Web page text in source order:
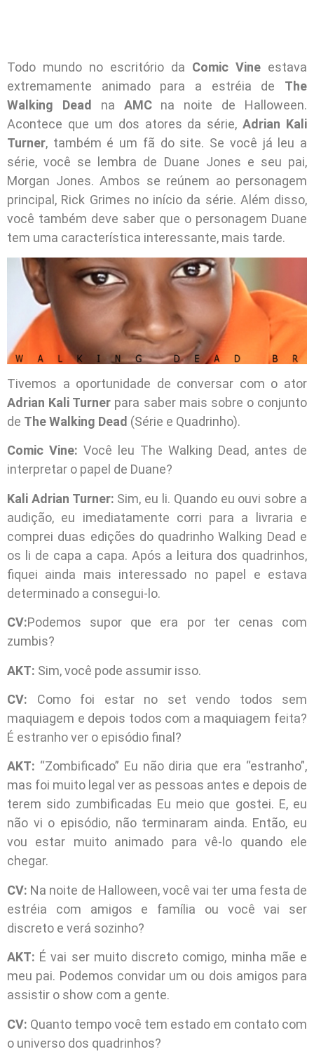
Todo mundo no escritório da Comic Vine estava
extremamente animado para a estréia de The
Walking Dead
na AMCna noite de Halloween.
Acontece que um dos atores da série,Adrian Kali
Turner, também é um fã do site. Se você já leu a
série, você se lembra de Duane Jones e seu pai,
Morgan Jones. Ambos se reúnem ao personagem
principal, Rick Grimes no início da série. Além disso,
você também deve saber que o personagem Duane
tem uma característica interessante, mais tarde.
Tivemos a oportunidade de conversar com o ator
Adrian Kali Turner para saber mais sobre o conjunto
de The Walking Dead (Série e Quadrinho).
Comic Vine: Você leu The Walking Dead, antes de
interpretar o papel de Duane?
Kali Adrian Turner: Sim, eu li. Quando eu ouvi sobre a
audição, eu imediatamente corri para a livraria e
comprei duas edições do quadrinho Walking Dead e
os li de capa a capa. Após a leitura dos quadrinhos,
fiquei ainda mais interessado no papel e estava
determinado a consegui-lo.
CV:Podemos supor que era por ter cenas com
zumbis?
AKT: Sim, você pode assumir isso.
CV: Como foi estar no set vendo todos sem
maquiagem e depois todos com a maquiagem feita?
É estranho ver o episódio final?
AKT: “Zombificado” Eu não diria que era “estranho”,
mas foi muito legal ver as pessoas antes e depois de
terem sido zumbificadas Eu meio que gostei. E, eu
não vi o episódio, não terminaram ainda. Então, eu
vou estar muito animado para vê-lo quando ele
chegar.
CV: Na noite de Halloween, você vai ter uma festa de
estréia com amigos e família ou você vai ser
discreto e verá sozinho?
AKT: É vai ser muito discreto comigo, minha mãe e
meu pai. Podemos convidar um ou dois amigos para
assistir o show com a gente.
CV: Quanto tempo você tem estado em contato com
o universo dos quadrinhos?